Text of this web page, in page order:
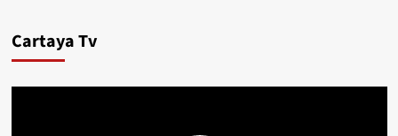
Cartaya Tv